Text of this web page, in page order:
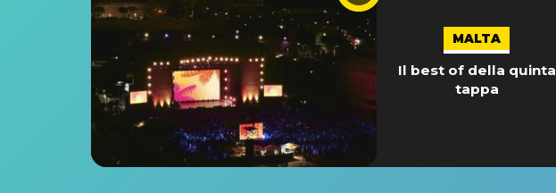
MALTA
Il best of della quinta
tappa